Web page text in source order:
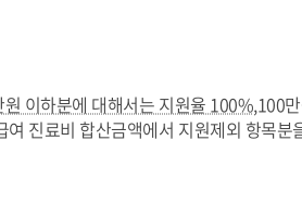
원 이하분에 대해서는 지원율 100%,100
여 진료비 합산금액에서 지원제외 항목분